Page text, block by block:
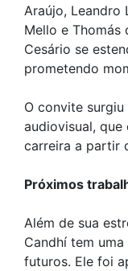
Araújo, Leandro
Mello e
Cesário se
prometendo
O convite
audiovisual, que
carreira a partir
Próximos
Além de sua
Candhí tem
futuros. Ele foi